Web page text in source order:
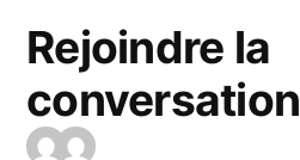
Rejoindre la
conversation